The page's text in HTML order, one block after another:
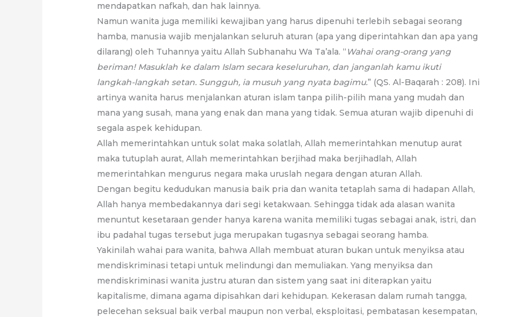
mendapatkan nafkah, dan hak lainnya.
Namun wanita juga memiliki kewajiban yang harus dipenuhi terlebih sebagai seorang
hamba, manusia wajib menjalankan seluruh aturan (apa yang diperintahkan dan apa yang
dilarang) oleh Tuhannya yaitu Allah Subhanahu Wa Ta’ala. “ Wahai orang-orang yang
beriman! Masuklah ke dalam Islam secara keseluruhan, dan janganlah kamu ikuti
langkah-langkah setan. Sungguh, ia musuh yang nyata bagimu.” (QS. Al-Baqarah : 208). Ini
artinya wanita harus menjalankan aturan islam tanpa pilih-pilih mana yang mudah dan
mana yang susah, mana yang enak dan mana yang tidak. Semua aturan wajib dipenuhi di
segala aspek kehidupan.
Allah memerintahkan untuk solat maka solatlah, Allah memerintahkan menutup aurat
maka tutuplah aurat, Allah memerintahkan berjihad maka berjihadlah, Allah
memerintahkan mengurus negara maka uruslah negara dengan aturan Allah.
Dengan begitu kedudukan manusia baik pria dan wanita tetaplah sama di hadapan Allah,
Allah hanya membedakannya dari segi ketakwaan. Sehingga tidak ada alasan wanita
menuntut kesetaraan gender hanya karena wanita memiliki tugas sebagai anak, istri, dan
ibu padahal tugas tersebut juga merupakan tugasnya sebagai seorang hamba.
Yakinilah wahai para wanita, bahwa Allah membuat aturan bukan untuk menyiksa atau
mendiskriminasi tetapi untuk melindungi dan memuliakan. Yang menyiksa dan
mendiskriminasi wanita justru aturan dan sistem yang saat ini diterapkan yaitu
kapitalisme, dimana agama dipisahkan dari kehidupan. Kekerasan dalam rumah tangga,
pelecehan seksual baik verbal maupun non verbal, eksploitasi, pembatasan kesempatan,